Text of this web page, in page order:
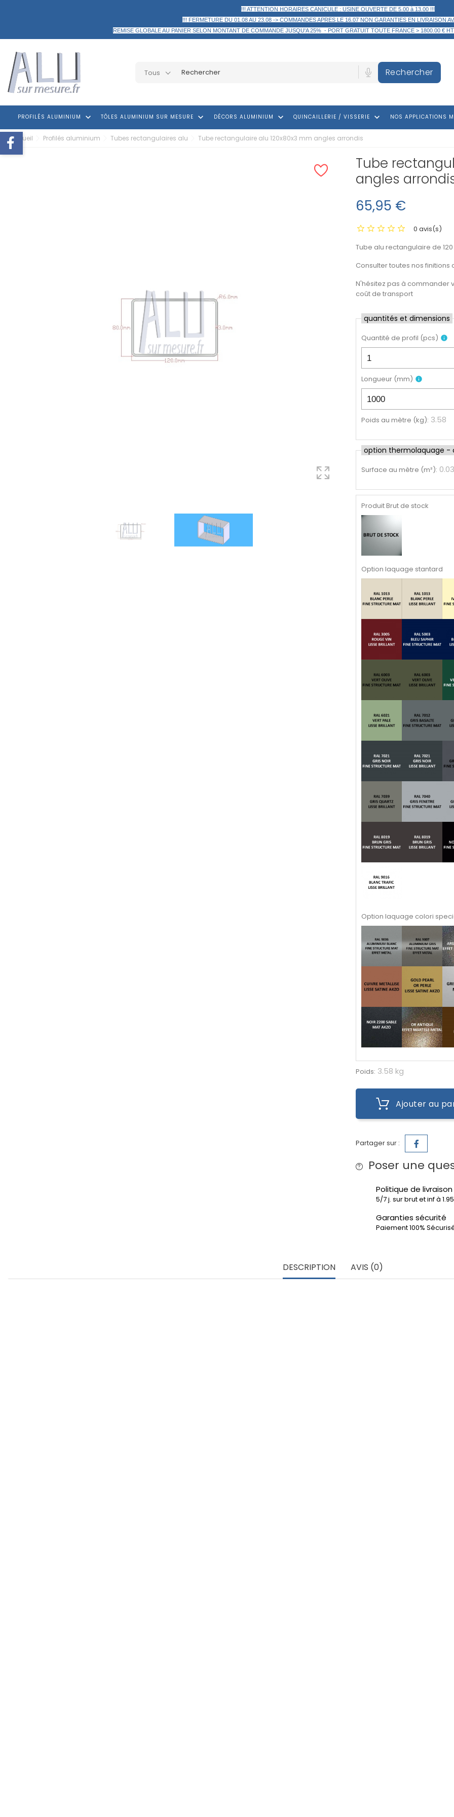
!!! ATTENTION HORAIRES CANICULE : USINE OUVERTE DE 5.00 à 13.00 !!!
!!! FERMETURE DU 01.08 AU 23.08 -> COMMANDES APRES LE 16.07 NON GARANTIES EN LIVRAISON
REMISE GLOBALE AU PANIER SELON MONTANT DE COMMANDE JUSQU'A 25% - PORT GRATUIT TOUTE FRANCE > 1800.00 €
Tous Rechercher
PROFILÉS ALUMINIUM keyboard_arrow_down TÔLES ALUMINIUM SUR MESURE keyboard_arrow_down DÉCORS ALUMINIUM keyboard_arrow_down QUINCAILLERIE / VISSERIE keyboard_arrow_down NOS APPLICATIONS
Accueil Profilés aluminium Tubes rectangulaires alu Tube rectangulaire alu 120x80x3 mm angles arrondis
Tube
angles
65,95 €
0 avis(s)
Tube alu rectangulaire de
Consulter toutes nos
N'hésitez pas à commander
coût de transport
quantités et dimensions
Quantité de profil (pcs) info
Longueur (mm) info
Poids au mètre (kg): 3.58
option thermolaquage -
Surface au mètre (m²):
Produit Brut de stock
Option laquage stantard
Option laquage colori
Poids: 3.58 kg
Ajouter au
Partager sur :
Poser une
Politique de livraison
5/7 j. sur brut et inf à
Garanties sécurité
Paiement 100%
DESCRIPTION AVIS (0)